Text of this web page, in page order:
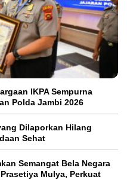
IKPA Sempurna
Polda Jambi 2026
Dilaporkan Hilang
Sehat
Semangat Bela Negara
Mulya, Perkuat